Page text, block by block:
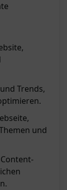
Trends,
und